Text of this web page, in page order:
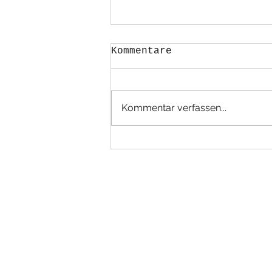
Kommentare
Kommentar verfassen...